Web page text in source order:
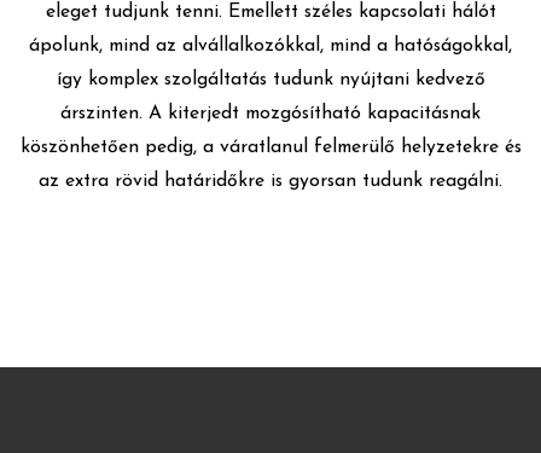
KAPCSOLAT
HÍREK
eleget tudjunk tenni. Emellett széles kapcsolati hálót
ápolunk, mind az alvállalkozókkal, mind a hatóságokkal,
így komplex szolgáltatás tudunk nyújtani kedvező
árszinten. A kiterjedt mozgósítható kapacitásnak
köszönhetően pedig, a váratlanul felmerülő helyzetekre és
az extra rövid határidőkre is gyorsan tudunk reagálni.